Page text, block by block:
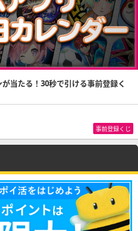
当たる！30秒で引ける事前登録く
事前登録くじ